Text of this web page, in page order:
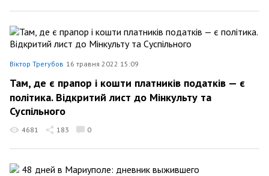
Віктор Трегубов 16 травня 2022 15:09
Там, де є прапор і кошти платників податків — є
політика. Відкритий лист до Мінкульту та
Суспільного
4681 183 0